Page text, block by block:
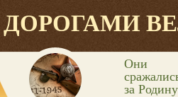
ДОРОГАМИ
Они
за Родину